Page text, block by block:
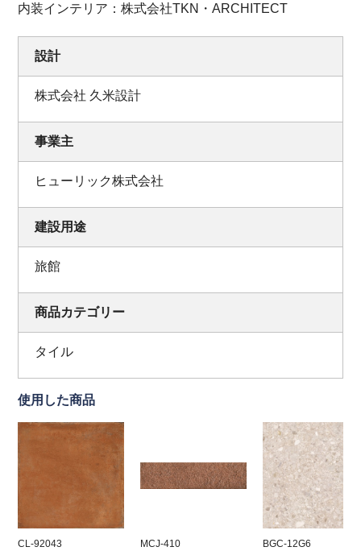
内装インテリア：株式会社TKN・ARCHITECT
設計
株式会社 久米設計
事業主
ヒューリック株式会社
建設用途
旅館
商品カテゴリー
タイル
使用した商品
CL-92043 MCJ-410 BGC-12G6